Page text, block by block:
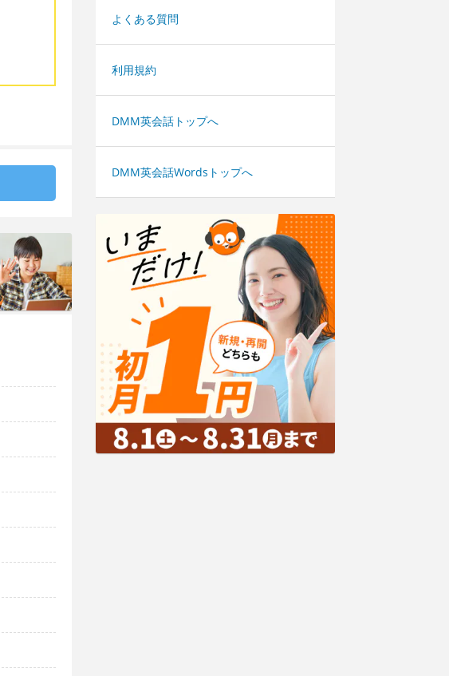
よくある質問
利用規約
DMM英会話トップへ
DMM英会話Wordsトップへ